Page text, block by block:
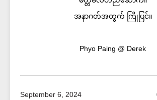
အနာဂတ်အတွက် ကြိုပြင်။
Phyo Paing @ Derek
September 6, 2024